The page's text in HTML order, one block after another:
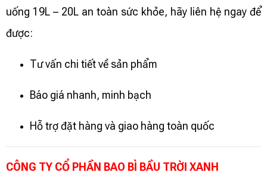
uống 19L – 20L an toàn sức khỏe, hãy liên hệ ngay để
được:
Tư vấn chi tiết về sản phẩm
Báo giá nhanh, minh bạch
Hỗ trợ đặt hàng và giao hàng toàn quốc
CÔNG TY CỔ PHẦN BAO BÌ BẦU TRỜI XANH